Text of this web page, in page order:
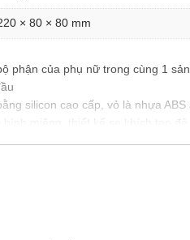
× 80 × 80 mm
phận của phụ nữ trong cùng 1
silicon cao cấp, vỏ là nhựa
hình miệng, thiết kế se khích tạo độ